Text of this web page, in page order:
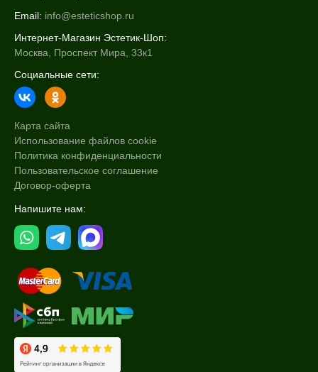
Email: info@esteticshop.ru
Интернет-Магазин Эстетик-Шоп:
Москва, Проспект Мира, 33к1
Социальные сети:
Карта сайта
Использование файлов cookie
Политика конфиденциальности
Пользовательское соглашение
Договор-оферта
Напишите нам: